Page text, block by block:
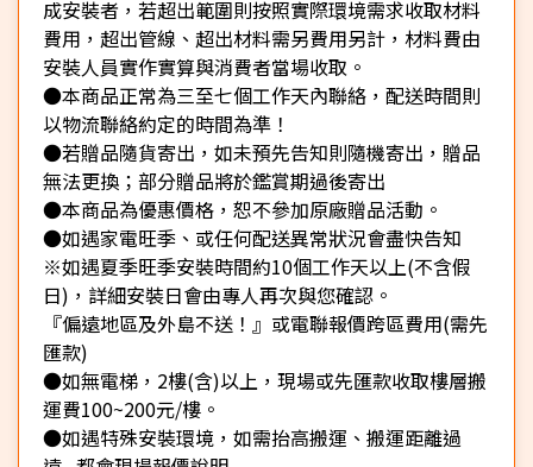
成安裝者，若超出範圍則按照實際環境需求收取材料
費用，超出管線、超出材料需另費用另計，材料費由
安裝人員實作實算與消費者當場收取。
●本商品正常為三至七個工作天內聯絡，配送時間則
以物流聯絡約定的時間為準！
●若贈品隨貨寄出，如未預先告知則隨機寄出，贈品
無法更換；部分贈品將於鑑賞期過後寄出
●本商品為優惠價格，恕不參加原廠贈品活動。
●如遇家電旺季、或任何配送異常狀況會盡快告知
※如遇夏季旺季安裝時間約10個工作天以上(不含假
日)，詳細安裝日會由專人再次與您確認。
『偏遠地區及外島不送！』或電聯報價跨區費用(需先
匯款)
●如無電梯，2樓(含)以上，現場或先匯款收取樓層搬
運費100~200元/樓。
●如遇特殊安裝環境，如需抬高搬運、搬運距離過